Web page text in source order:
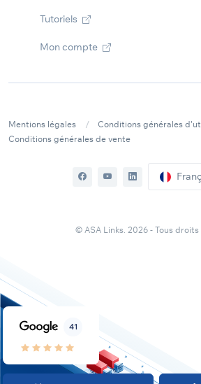
Tutoriels
Mon compte
Mentions légales
Conditions générales
Conditions générales de vente
© ASA Links. 2026 - Tous droits
41